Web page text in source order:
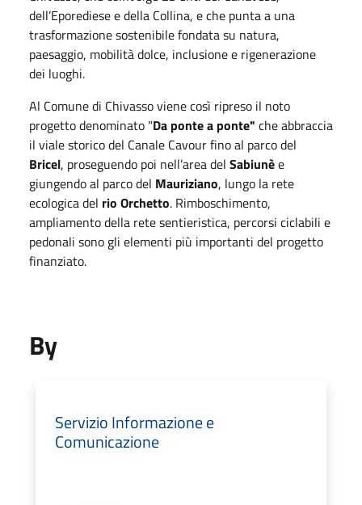
dell’Eporediese e della Collina, e che punta a una
trasformazione sostenibile fondata su natura,
paesaggio, mobilità dolce, inclusione e rigenerazione
dei luoghi.
Al Comune di Chivasso viene così ripreso il noto
progetto denominato "Da ponte a ponte" che abbraccia
il viale storico del Canale Cavour fino al parco del
Bricel, proseguendo poi nell’area del Sabiunèe
giungendo al parco del Mauriziano, lungo la rete
ecologica del rio Orchetto. Rimboschimento,
ampliamento della rete sentieristica, percorsi ciclabili e
pedonali sono gli elementi più importanti del progetto
finanziato.
By
Servizio Informazione e
Comunicazione